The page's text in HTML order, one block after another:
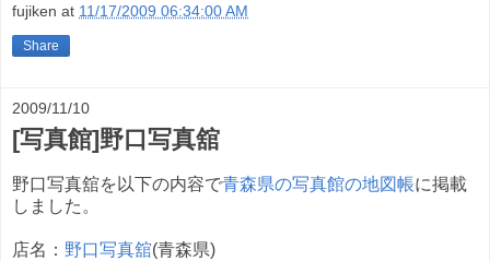
fujiken at 11/17/2009 06:34:00 AM
Share
2009/11/10
[写真館]野口写真舘
野口写真舘を以下の内容で青森県の写真館の地図帳に掲載
しました。
店名： 野口写真舘(青森県)